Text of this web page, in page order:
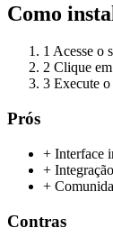
Como
1 Acesse o
2 Clique
3 Execute o
Prós
+ Interface
+
+
Contras